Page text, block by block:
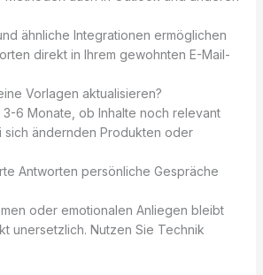
ähnliche Integrationen ermöglichen
direkt in Ihrem gewohnten E-Mail-
Vorlagen aktualisieren?
6 Monate, ob Inhalte noch relevant
sich ändernden Produkten oder
Antworten persönliche Gespräche
oder emotionalen Anliegen bleibt
unersetzlich. Nutzen Sie Technik